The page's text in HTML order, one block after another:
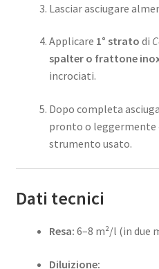
Lasciar asciugare
Applicare 1° strato di
spalter o frattone
incrociati.
Dopo completa
pronto o leggermente
strumento usato.
Dati tecnici
Resa: 6–8 m²/l (in due
Diluizione: